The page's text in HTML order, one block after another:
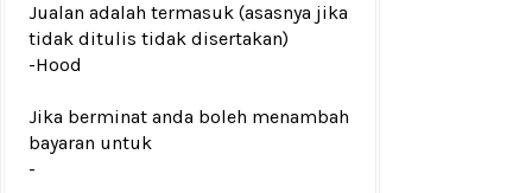
Jualan adalah termasuk (asasnya jika
tidak ditulis tidak disertakan)
-Hood
Jika berminat anda boleh menambah
bayaran untuk
-